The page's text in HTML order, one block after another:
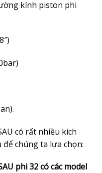
kính piston phi
có rất nhiều kích
chúng ta lựa chọn:
phi 32 có các model